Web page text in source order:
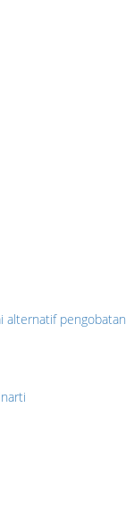
alternatif pengobatan